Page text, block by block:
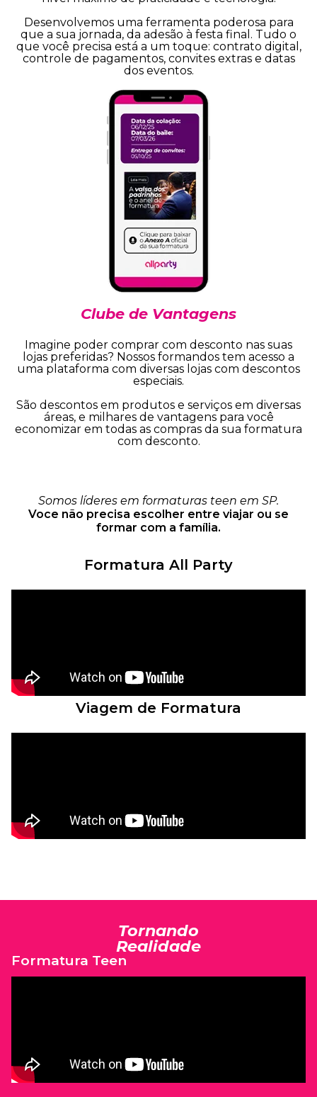
Desenvolvemos uma ferramenta poderosa para
que a sua jornada, da adesão à festa final. Tudo o
que você precisa está a um toque: contrato digital,
controle de pagamentos, convites extras e datas
dos eventos.
Clube de Vantagens
Imagine poder comprar com desconto nas suas
lojas preferidas? Nossos formandos tem acesso a
uma plataforma com diversas lojas com descontos
especiais.
São descontos em produtos e serviços em diversas
áreas, e milhares de vantagens para você
economizar em todas as compras da sua formatura
com desconto.
Somos líderes em formaturas teen em SP.
Voce não precisa escolher entre viajar ou se
formar com a família.
Formatura All Party
Viagem de Formatura
Tornando
Realidade
Formatura Teen